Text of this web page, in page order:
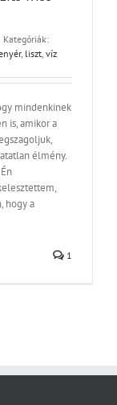
Kategóriák:
, liszt, víz
mindenkinek
is, amikor a
élmény.
hogy a
1